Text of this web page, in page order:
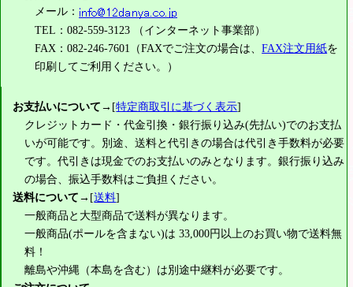
メール：
TEL：082-559-3123 （インターネット事業部）
FAX：082-246-7601（FAXでご注文の場合は、FAX注文用紙を
印刷してご利用ください。）
お支払いについて→[特定商取引に基づく表示]
クレジットカード・代金引換・銀行振り込み(先払い)でのお支払
いが可能です。別途、送料と代引きの場合は代引き手数料が必要
です。代引きは現金でのお支払いのみとなります。銀行振り込み
の場合、振込手数料はご負担ください。
送料について→[送料]
一般商品と大型商品で送料が異なります。
一般商品(ポールを含まない)は 33,000円以上のお買い物で送料無
料！
離島や沖縄（本島を含む）は別途中継料が必要です。